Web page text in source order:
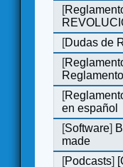
[
[Dudas de
[
[
en español
[Software]
made
[Podcasts]